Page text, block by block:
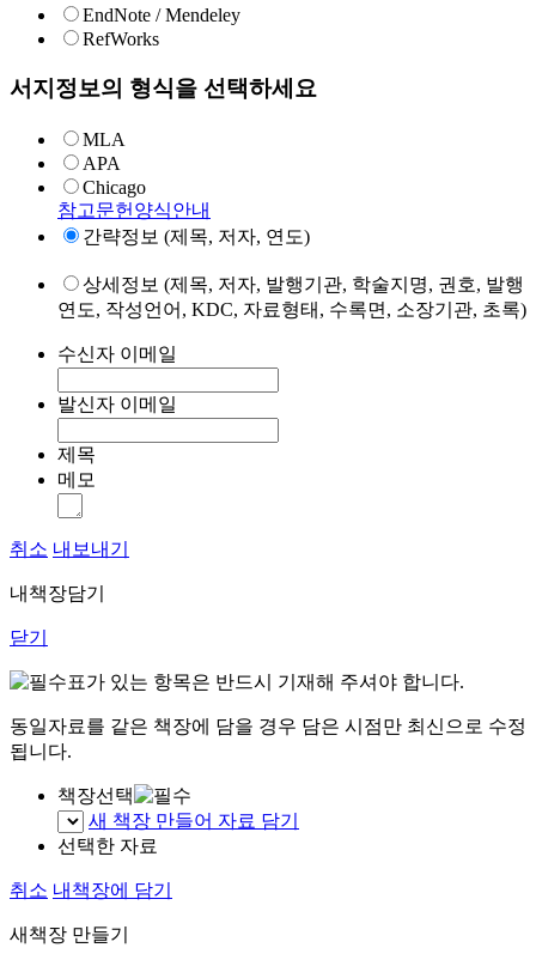
EndNote / Mendeley
RefWorks
서지정보의 형식을 선택하세요
MLA
APA
Chicago
참고문헌양식안내
간략정보 (제목, 저자, 연도)
상세정보 (제목, 저자, 발행기관, 학술지명, 권호, 발행
연도, 작성언어, KDC, 자료형태, 수록면, 소장기관, 초록)
수신자 이메일
발신자 이메일
제목
메모
취소 내보내기
내책장담기
닫기
표가 있는 항목은 반드시 기재해 주셔야 합니다.
동일자료를 같은 책장에 담을 경우 담은 시점만 최신으로 수정
됩니다.
책장선택
새 책장 만들어 자료 담기
선택한 자료
취소 내책장에 담기
새책장 만들기